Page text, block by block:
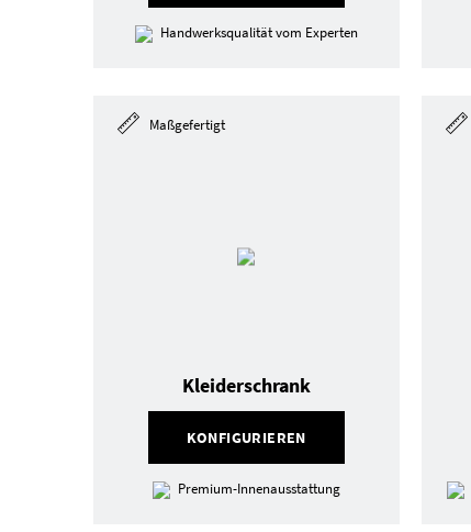
Handwerksqualität vom Experten
Maßgefertigt
KONFIGURIEREN
Kleiderschrank
Premium-Innenausstattung